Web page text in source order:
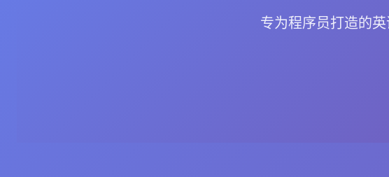
专为程序员打造的